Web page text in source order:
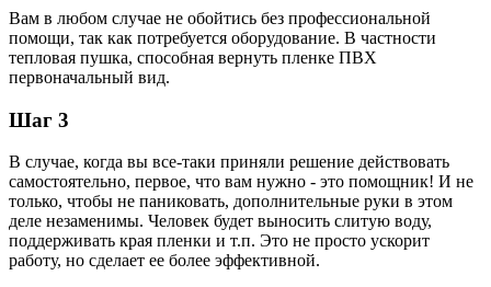
Вам в любом случае не обойтись без профессиональной
помощи, так как потребуется оборудование. В частности
тепловая пушка, способная вернуть пленке ПВХ
первоначальный вид.
Шаг 3
В случае, когда вы все-таки приняли решение действовать
самостоятельно, первое, что вам нужно - это помощник! И не
только, чтобы не паниковать, дополнительные руки в этом
деле незаменимы. Человек будет выносить слитую воду,
поддерживать края пленки и т.п. Это не просто ускорит
работу, но сделает ее более эффективной.